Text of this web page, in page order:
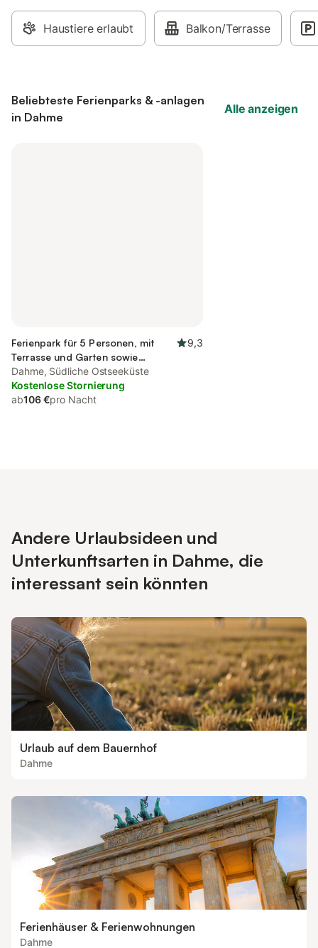
Haustiere erlaubt Balkon/Terrasse
Beliebteste Ferienparks & -anlagen
in Dahme
Alle anzeigen
Ferienpark für 5 Personen, mit
Terrasse und Garten sowie
Ausblick
9,3
Dahme, Südliche Ostseeküste
Kostenlose Stornierung
ab106 €pro Nacht
Andere Urlaubsideen und
Unterkunftsarten in Dahme, die
interessant sein könnten
Urlaub auf dem Bauernhof
Dahme
Ferienhäuser & Ferienwohnungen
Dahme